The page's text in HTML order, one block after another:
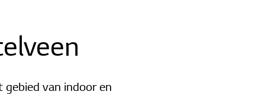
van indoor en